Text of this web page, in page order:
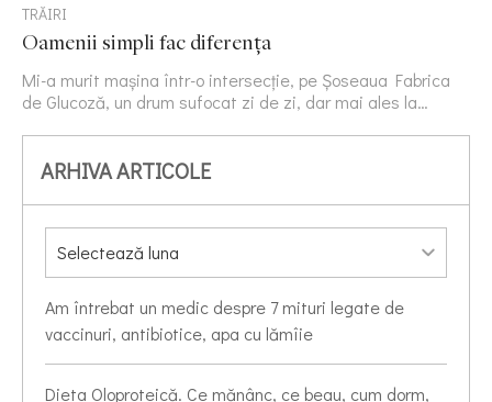
TRĂIRI
Oamenii simpli fac diferența
Mi-a murit mașina într-o intersecție, pe Șoseaua Fabrica
de Glucoză, un drum sufocat zi de zi, dar mai ales la…
ARHIVA ARTICOLE
Am întrebat un medic despre 7 mituri legate de
vaccinuri, antibiotice, apa cu lămîie
Dieta Oloproteică. Ce mănânc, ce beau, cum dorm,